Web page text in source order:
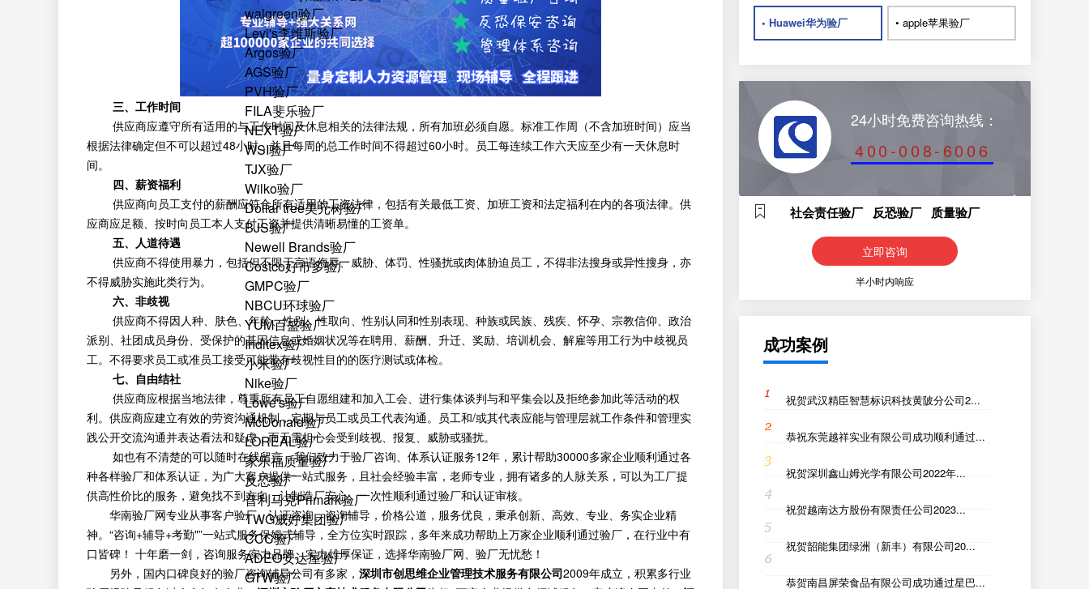
walgreen验厂
Levi's李维斯验厂
Argos验厂
AGS验厂
PVH验厂
FILA斐乐验厂
NEXT验厂
WSI验厂
TJX验厂
Wilko验厂
Dollar tree美元树验厂
BJS验厂
Newell Brands验厂
Costco好市多验厂
GMPC验厂
NBCU环球验厂
YUM百盛验厂
Inditex验厂
小米验厂
Nike验厂
Lowe's验厂
McDonald验厂
LOREAL验厂
家乐福质量验厂
反恐验厂
普利马克Primark验厂
TWG威好集团验厂
CCC验厂
ADEO安达屋验厂
GTW验厂
三、工作时间
供应商应遵守所有适用的与工作时间及休息相关的法律法规，所有加班必须自愿。标准工作周（不含加班时间）应当
根据法律确定但不可以超过48小时，并且每周的总工作时间不得超过60小时。员工每连续工作六天应至少有一天休息时
间。
四、薪资福利
供应商向员工支付的薪酬应符合所有适用的工资法律，包括有关最低工资、加班工资和法定福利在内的各项法律。供
应商应足额、按时向员工本人支付工资并提供清晰易懂的工资单。
五、人道待遇
供应商不得使用暴力，包括但不限于言语侮辱、威胁、体罚、性骚扰或肉体胁迫员工，不得非法搜身或异性搜身，亦
不得威胁实施此类行为。
六、非歧视
供应商不得因人种、肤色、年龄、性别、性取向、性别认同和性别表现、种族或民族、残疾、怀孕、宗教信仰、政治
派别、社团成员身份、受保护的基因信息或婚姻状况等在聘用、薪酬、升迁、奖励、培训机会、解雇等用工行为中歧视员
工。不得要求员工或准员工接受可能带有歧视性目的的医疗测试或体检。
七、自由结社
供应商应根据当地法律，尊重所有员工自愿组建和加入工会、进行集体谈判与和平集会以及拒绝参加此等活动的权
利。供应商应建立有效的劳资沟通机制，定期与员工或员工代表沟通。员工和/或其代表应能与管理层就工作条件和管理实
践公开交流沟通并表达看法和疑虑，而无需担心会受到歧视、报复、威胁或骚扰。
如也有不清楚的可以随时在线留言，我们致力于验厂咨询、体系认证服务12年，累计帮助30000多家企业顺利通过各
种各样验厂和体系认证，为广大客户提供一站式服务，且社会经验丰富，老师专业，拥有诸多的人脉关系，可以为工厂提
供高性价比的服务，避免找不到方向，让制造厂安心、一次性顺利通过验厂和认证审核。
华南验厂网专业从事客户验厂、认证咨询、咨询辅导，价格公道，服务优良，秉承创新、高效、专业、务实企业精
神。“咨询+辅导+考勤"”一站式服务保姆式辅导，全方位实时跟踪，多年来成功帮助上万家企业顺利通过验厂，在行业中有
口皆碑！ 十年磨一剑，咨询服务实力品牌。实力雄厚保证，选择华南验厂网、验厂无忧愁！
另外，国内口碑良好的验厂咨询辅导公司有多家， 深圳市创思维企业管理技术服务有限公司2009年成立，积累多行业
• Huawei华为验厂 • apple苹果验厂
24小时免费咨询热线：
400-008-6006
社会责任验厂 反恐验厂 质量验厂
立即咨询
半小时内响应
成功案例
祝贺武汉精臣智慧标识科技黄陂分公司2...
恭祝东莞越祥实业有限公司成功顺利通过...
祝贺深圳鑫山姆光学有限公司2022年...
祝贺越南达方股份有限责任公司2023...
祝贺韶能集团绿洲（新丰）有限公司20...
恭贺南昌屏荣食品有限公司成功通过星巴...